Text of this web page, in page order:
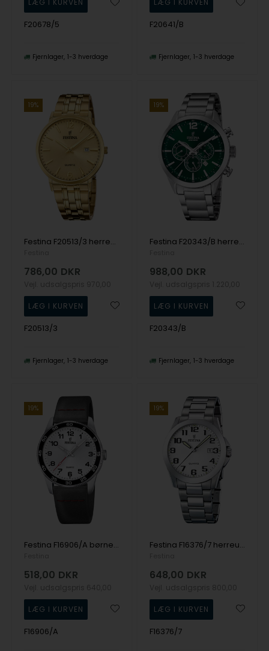
F20678/5
Fjernlager 1-3 hverdage
F20641/B
Fjernlager 1-3 hverdage
19%
Festina F20513/3 herreur Classic 40mm 5ATM
786,00 DKR
F20513/3
Fjernlager 1-3 hverdage
19%
Festina F20343/B herreur Chronograph 44mm 5ATM
988,00 DKR
F20343/B
Fjernlager 1-3 hverdage
19%
Festina F16906/A børneur Junior 34mm 5ATM
518,00 DKR
F16906/A
19%
Festina F16376/7 herreur Classic 40mm 5ATM
648,00 DKR
F16376/7